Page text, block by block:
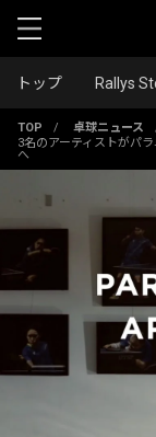
トップ Rallys
TOP / 卓球ニュース
3名のアーティストがパ
へ